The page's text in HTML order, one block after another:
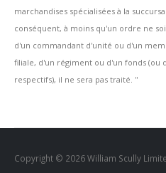
marchandises spécialisées à la
conséquent, à moins qu'un ordre ne
d'un commandant d'unité ou d'un
filiale, d'un régiment ou d'un fonds (ou
respectifs), il ne sera pas traité. ''
Copyright © 2026 William Scully